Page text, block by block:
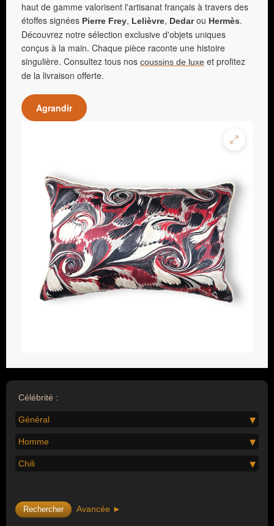
haut de gamme valorisent l'artisanat français à travers des
étoffes signées Pierre Frey, Lelièvre, Dedarou Hermès.
Découvrez notre sélection exclusive d'objets uniques
conçus à la main. Chaque pièce raconte une histoire
singulière. Consultez tous nos coussins de luxe et profitez
de la livraison offerte.
Agrandir
Célébrité :
Général
Homme
Chili
Avancée ►